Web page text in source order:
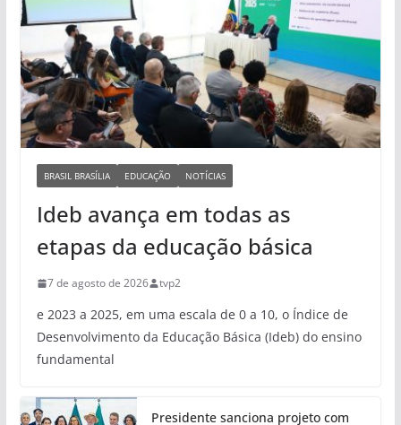
BRASIL BRASÍLIA EDUCAÇÃO NOTÍCIAS
Ideb avança em todas as
etapas da educação básica
7 de agosto de 2026 tvp2
e 2023 a 2025, em uma escala de 0 a 10, o Índice de
Desenvolvimento da Educação Básica (Ideb) do ensino
fundamental
Presidente sanciona projeto com